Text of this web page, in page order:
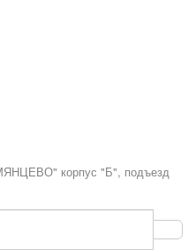
корпус "Б", подъезд